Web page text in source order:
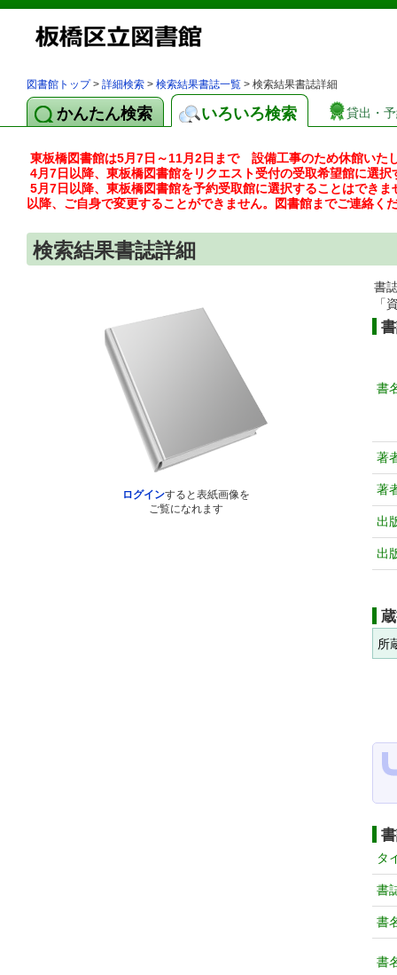
図書館トップ> 詳細検索 > 検索結果書誌一覧 > 検索結果書誌詳細
かんたん検索 いろいろ検索 貸出・
東板橋図書館は5月7日～11月2日まで 設備工事のため休館いた
4月7日以降、東板橋図書館をリクエスト受付の受取希望館に選択
5月7日以降、東板橋図書館を予約受取館に選択することはでき
以降、ご自身で変更することができません。図書館までご連絡く
検索結果書誌詳細
ログインすると表紙画像を
ご覧になれます
書
「
書
著
著
出
出
所
タ
書
書
書